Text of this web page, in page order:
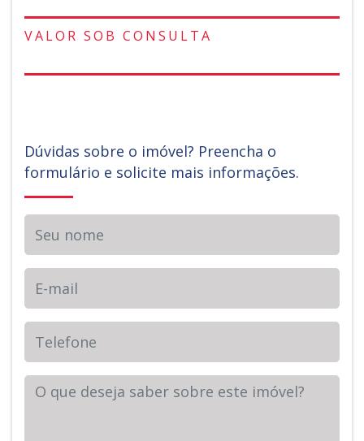
VALOR SOB CONSULTA
Dúvidas sobre o imóvel? Preencha o
formulário e solicite mais informações.
Telefone
Sua Mensagem